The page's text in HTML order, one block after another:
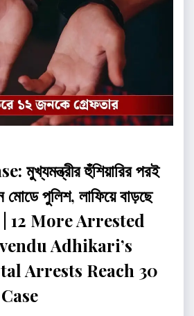
হুঁশিয়ারির পরই
পুলিশ, লাফিয়ে বাড়ছে
| 12 More Arrested
Adhikari’s
Arrests Reach 30